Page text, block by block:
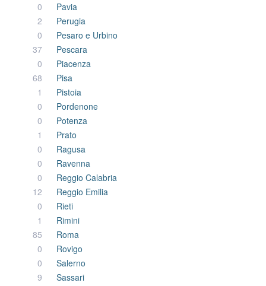
0
Pavia
2
Perugia
0
Pesaro e Urbino
37
Pescara
0
Piacenza
68
Pisa
1
Pistoia
0
Pordenone
0
Potenza
1
Prato
0
Ragusa
0
Ravenna
0
Reggio Calabria
12
Reggio Emilia
0
Rieti
1
Rimini
85
Roma
0
Rovigo
0
Salerno
9
Sassari